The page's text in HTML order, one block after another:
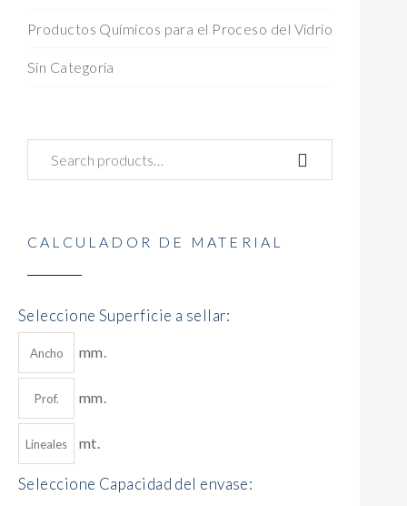
Productos Químicos para el Proceso del Vidrio
Sin Categoría
CALCULADOR DE MATERIAL
Seleccione Superficie a sellar:
mm.
mm.
mt.
Seleccione Capacidad del envase: